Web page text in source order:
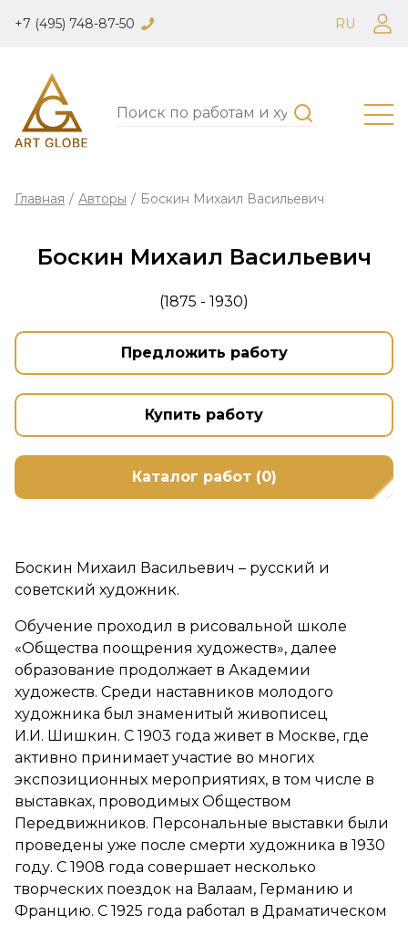
+7 (495) 748-87-50 RU
Главная / Авторы / Боскин Михаил Васильевич
Боскин Михаил Васильевич
(1875 - 1930)
Предложить работу
Купить работу
Каталог работ (0)
Боскин Михаил Васильевич – русский и
советский художник.
Обучение проходил в рисовальной школе
«Общества поощрения художеств», далее
образование продолжает в Академии
художеств. Среди наставников молодого
художника был знаменитый живописец
И.И. Шишкин. С 1903 года живет в Москве, где
активно принимает участие во многих
экспозиционных мероприятиях, в том числе в
выставках, проводимых Обществом
Передвижников. Персональные выставки были
проведены уже после смерти художника в 1930
году. С 1908 года совершает несколько
творческих поездок на Валаам, Германию и
Францию. С 1925 года работал в Драматическом